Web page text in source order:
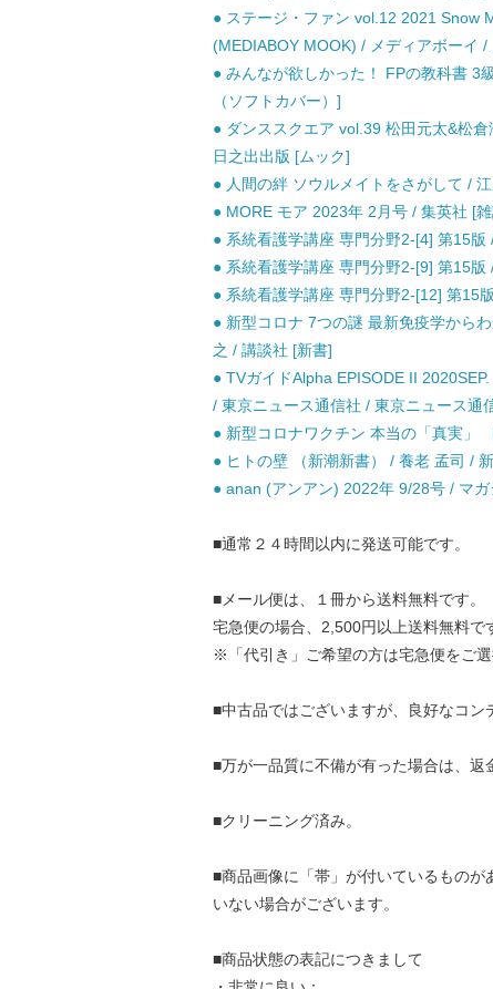
● ステージ・ファン vol.12 2021 Snow
(MEDIABOY MOOK) / メディアボーイ
● みんなが欲しかった！ FPの教科書 3
（ソフトカバー）]
● ダンススクエア vol.39 松田元太&松
日之出出版 [ムック]
● 人間の絆 ソウルメイトをさがして /
● MORE モア 2023年 2月号 / 集英社 [
● 系統看護学講座 専門分野2-[4] 第15
● 系統看護学講座 専門分野2-[9] 第15
● 系統看護学講座 専門分野2-[12] 第15
● 新型コロナ 7つの謎 最新免疫学から
之 / 講談社 [新書]
● TVガイドAlpha EPISODE II
/ 東京ニュース通信社 / 東京ニュース通
● 新型コロナワクチン 本当の「真実
● ヒトの壁 （新潮新書） / 養老 孟司 /
● anan (アンアン) 2022年 9/28号 / マ
■通常２４時間以内に発送可能です。
■メール便は、１冊から送料無料です。
宅急便の場合、2,500円以上送料無料で
※「代引き」ご希望の方は宅急便をご選
■中古品ではございますが、良好なコン
■万が一品質に不備が有った場合は、返
■クリーニング済み。
■商品画像に「帯」が付いているもの
いない場合がございます。
■商品状態の表記につきまして